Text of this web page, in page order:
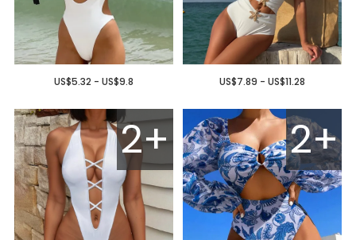
US$5.32 - US$9.8 US$7.89 - US$11.28
2+ 2+